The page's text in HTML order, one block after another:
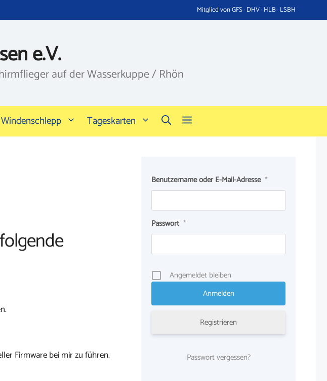
Mitglied von GFS · DHV · HLB · LSBH
e.V.
auf der Wasserkuppe / Rhön
Windenschlepp Tageskarten
Firmware bei mir zu führen.
Benutzername oder E-Mail-Adresse *
Passwort *
Angemeldet bleiben
Registrieren
Passwort vergessen?